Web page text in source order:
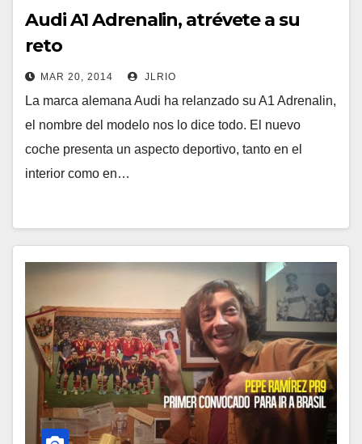
Audi A1 Adrenalin, atrévete a su
reto
MAR 20, 2014 JLRIO
La marca alemana Audi ha relanzado su A1 Adrenalin,
el nombre del modelo nos lo dice todo. El nuevo
coche presenta un aspecto deportivo, tanto en el
interior como en…